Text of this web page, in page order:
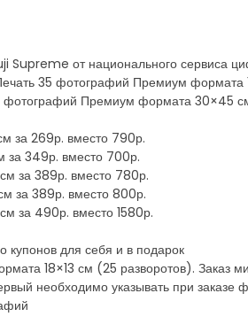
от национального сервиса
35 фотографий Премиум
фотографий Премиум формата 30×45
за 269р. вместо 790р.
за 349р. вместо 700р.
за 389р. вместо 780р.
за 389р. вместо 800р.
за 490р. вместо 1580р.
купонов для себя и в подарок
18×13 см (25 разворотов). Заказ
необходимо указывать при